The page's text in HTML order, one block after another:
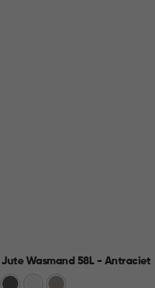
Jute Wasmand 58L - Antraciet
Antraciet Taupe